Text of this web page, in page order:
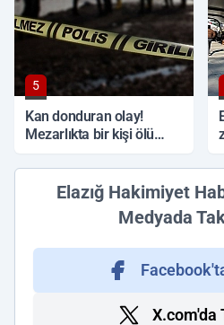
5
Kan donduran olay!
Mezarlıkta bir kişi ölü
Elazığ Hakimiyet
Medyada
X.com'da